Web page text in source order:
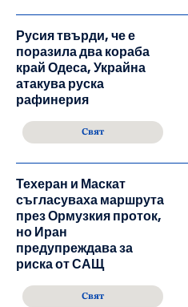
Русия твърди, че е
поразила два кораба
край Одеса, Украйна
атакува руска
рафинерия
Свят
Техеран и Маскат
съгласуваха маршрута
през Ормузкия проток,
но Иран
предупреждава за
риска от САЩ
Свят